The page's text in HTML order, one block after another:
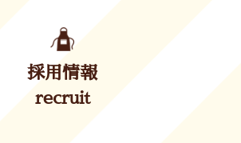
採用情報
recruit